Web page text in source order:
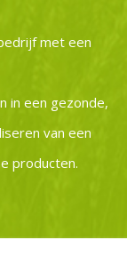
met een
in een gezonde,
van een
producten.